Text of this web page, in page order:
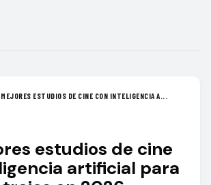
MEJORES ESTUDIOS DE CINE CON INTELIGENCIA A...
estudios de cine
artificial para